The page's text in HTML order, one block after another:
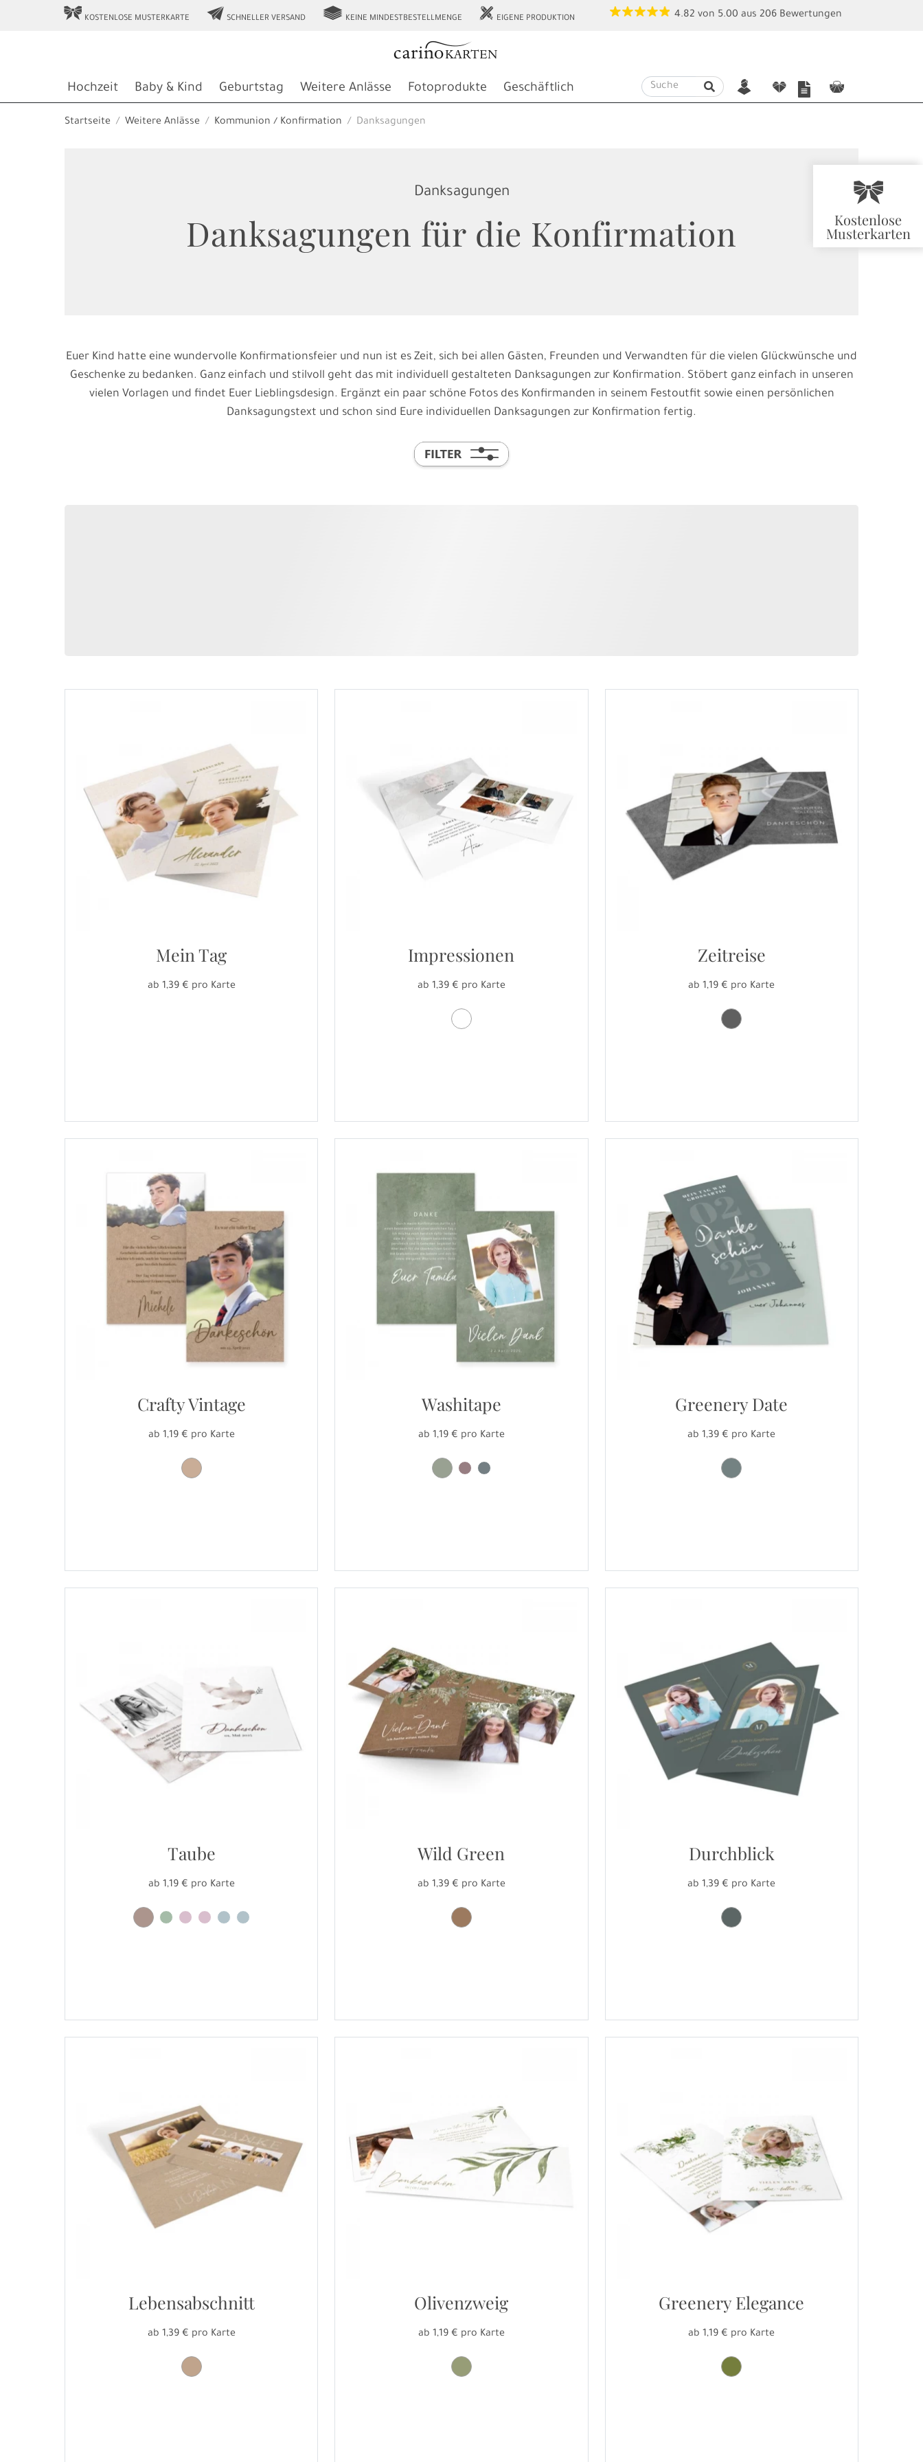
r
Kostenlose
Musterkarten
r KOSTENLOSE MUSTERKARTE e SCHNELLER VERSAND g KEINE MINDESTBESTELLMENGE h EIGENE PRODUKTION 4.82 von 5.00 aus 206 Bewertungen
Hochzeit Baby & Kind Geburtstag Weitere Anlässe Fotoprodukte Geschäftlich n f c
Startseite Weitere Anlässe Kommunion ⁄ Konfirmation Danksagungen
Danksagungen
Danksagungen für die Konfirmation
Euer Kind hatte eine wundervolle Konfirmationsfeier und nun ist es Zeit, sich bei allen Gästen, Freunden und Verwandten für die vielen Glückwünsche und
Geschenke zu bedanken. Ganz einfach und stilvoll geht das mit individuell gestalteten Danksagungen zur Konfirmation. Stöbert ganz einfach in unseren
vielen Vorlagen und findet Euer Lieblingsdesign. Ergänzt ein paar schöne Fotos des Konfirmanden in seinem Festoutfit sowie einen persönlichen
Danksagungstext und schon sind Eure individuellen Danksagungen zur Konfirmation fertig.
Mein Tag
ab 1,39 € pro Karte
Impressionen
ab 1,39 € pro Karte
Zeitreise
ab 1,19 € pro Karte
Crafty Vintage
ab 1,19 € pro Karte
Washitape
ab 1,19 € pro Karte
Greenery Date
ab 1,39 € pro Karte
Taube
ab 1,19 € pro Karte
Wild Green
ab 1,39 € pro Karte
Durchblick
ab 1,39 € pro Karte
Lebensabschnitt
ab 1,39 € pro Karte
Olivenzweig
ab 1,19 € pro Karte
Greenery Elegance
ab 1,19 € pro Karte